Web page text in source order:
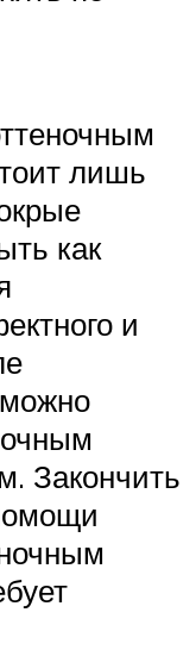
лишь
как
и
Закончить